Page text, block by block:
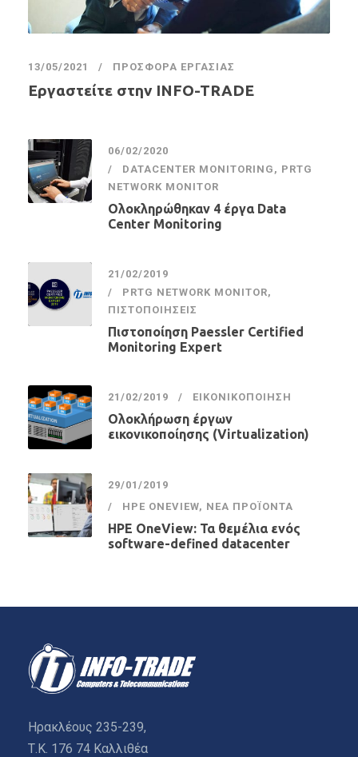
13/05/2021 ΠΡΟΣΦΟΡΆ ΕΡΓΑΣΊΑΣ
Εργαστείτε στην INFO-TRADE
06/02/2020
DATACENTER MONITORING , PRTG
NETWORK MONITOR
Ολοκληρώθηκαν 4 έργα Data
Center Monitoring
21/02/2019
PRTG NETWORK MONITOR,
ΠΙΣΤΟΠΟΙΉΣΕΙΣ
Πιστοποίηση Paessler Certified
Monitoring Expert
21/02/2019 ΕΙΚΟΝΙΚΟΠΟΊΗΣΗ
Ολοκλήρωση έργων
εικονικοποίησης (Virtualization)
29/01/2019
HPE ONEVIEW, ΝΈΑ ΠΡΟΪΌΝΤΑ
HPE OneView: Τα θεμέλια ενός
software-defined datacenter
Ηρακλέους 235-239,
Τ.Κ. 176 74 Καλλιθέα